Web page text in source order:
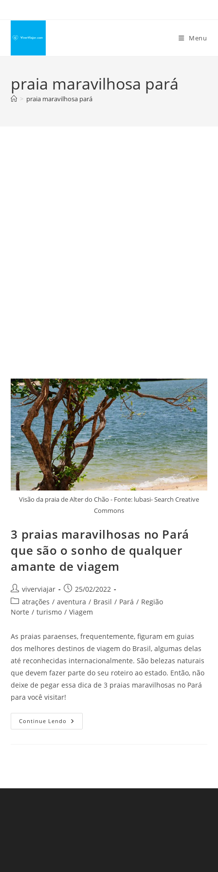
conteúdo
Menu
praia maravilhosa pará
> praia maravilhosa pará
Visão da praia de Alter do Chão - Fonte: lubasi- Search Creative
Commons
3 praias maravilhosas no Pará
que são o sonho de qualquer
amante de viagem
Autor
do
post:
viverviajar
Post
publicado:
25/02/2022
Categoria
do
atrações / aventura / Brasil / Pará / Região
Norte / turismo / Viagem
As praias paraenses, frequentemente, figuram em guias
dos melhores destinos de viagem do Brasil, algumas delas
até reconhecidas internacionalmente. São belezas naturais
que devem fazer parte do seu roteiro ao estado. Então, não
deixe de pegar essa dica de 3 praias maravilhosas no Pará
para você visitar!
Continue Lendo
Praias
Qualquer